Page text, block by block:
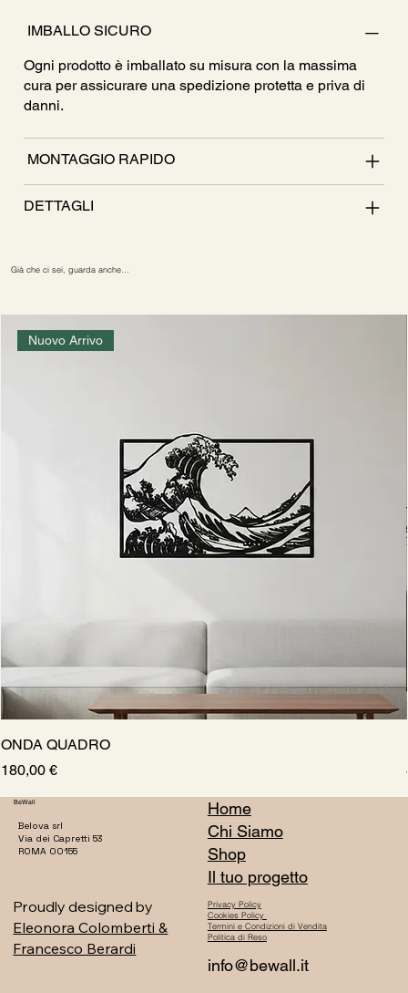
IMBALLO SICURO
Ogni prodotto è imballato su misura con la massima
cura per assicurare una spedizione protetta e priva di
danni.
MONTAGGIO RAPIDO
DETTAGLI
Già che ci sei, guarda anche…
Nuovo Arrivo
ONDA QUADRO
Prezzo
180,00 €
Proudly designed by
Eleonora Colomberti &
Francesco Berardi
BeWall
Belova srl
Via dei Capretti 53
ROMA 00155
Home
Chi Siamo
Shop
Il tuo progetto
Privacy Policy
Cookies Policy
Termini e Condizioni di Vendita
Politica di Reso
info@bewall.it